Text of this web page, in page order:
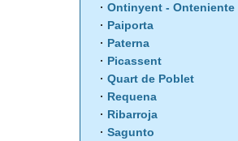
Ontinyent - Onteniente
Paiporta
Paterna
Picassent
Quart de Poblet
Requena
Ribarroja
Sagunto